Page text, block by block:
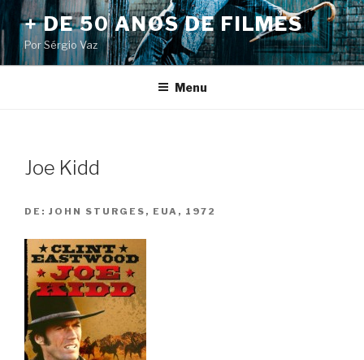
Pular
para
o
conteúdo
+ DE 50 ANOS DE FILMES
Por Sérgio Vaz
Menu
Joe Kidd
DE: JOHN STURGES, EUA, 1972